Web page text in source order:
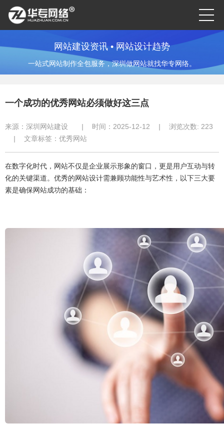
网站建设资讯 • 网站设计趋势
一站式网站制作全包服务，深圳做网站就找华专网络。
一个成功的优秀网站必须做好这三点
来源： 深圳网站建设 | 时间：2025-12-12 | 浏览次数: 223
|
文章标签： 优秀网站
在数字化时代，网站不仅是企业展示形象的窗口，更是用户互动与转
化的关键渠道。优秀的网站设计需兼顾功能性与艺术性，以下三大要
素是确保网站成功的基础：